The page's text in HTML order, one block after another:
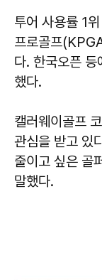
투어 사용률 1
프로골프
다. 한국오픈
했다.
캘러웨이골프
관심을 받고 있
줄이고 싶은 골
말했다.